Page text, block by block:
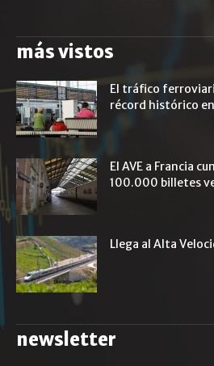
más vistos
El tráfico
récord histórico
El AVE a Francia
100.000 billetes
Llega al Alta
newsletter